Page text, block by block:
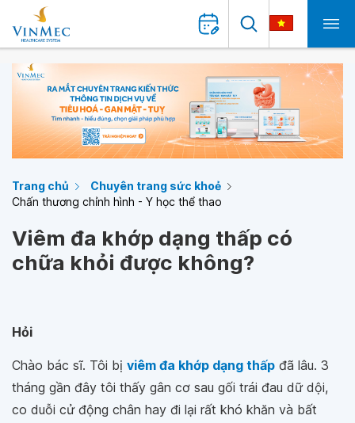
Trang chủ
Chuyên trang sức khoẻ
Chấn thương chỉnh hình - Y học thể thao
Viêm đa khớp dạng thấp có
chữa khỏi được không?
Hỏi
Chào bác sĩ. Tôi bị viêm đa khớp dạng thấp đã lâu. 3
tháng gần đây tôi thấy gân cơ sau gối trái đau dữ dội,
co duỗi cử động chân hay đi lại rất khó khăn và bất